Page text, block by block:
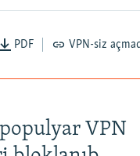
PDF VPN-siz
VPN